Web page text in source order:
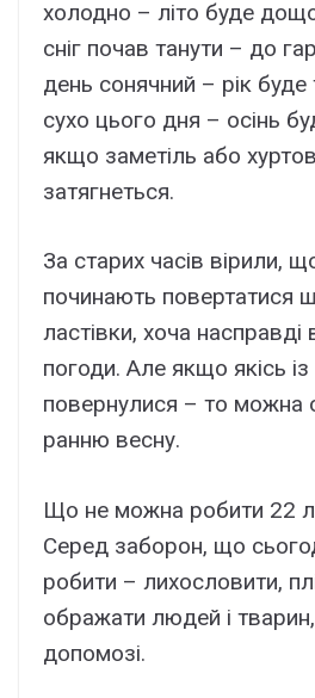
холодно – літо буде
сніг почав танути – до
день сонячний – рік буде
сухо цього дня – осінь
якщо заметіль або
затягнеться.
За старих часів вірили,
починають повертатися
ластівки, хоча
погоди. Але якщо якісь із
повернулися – то можна
ранню весну.
Що не можна робити 22
Серед заборон, що
робити – лихословити,
ображати людей і
допомозі.